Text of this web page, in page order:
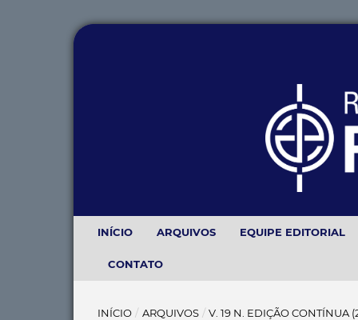
INÍCIO ARQUIVOS EQUIPE EDITORIAL
CONTATO
INÍCIO / ARQUIVOS / V. 19 N. EDIÇÃO CONTÍNUA